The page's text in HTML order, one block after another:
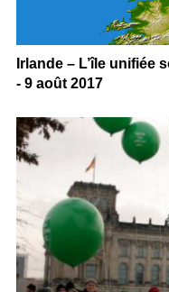
Irlande – L’île unifiée
- 9 août 2017